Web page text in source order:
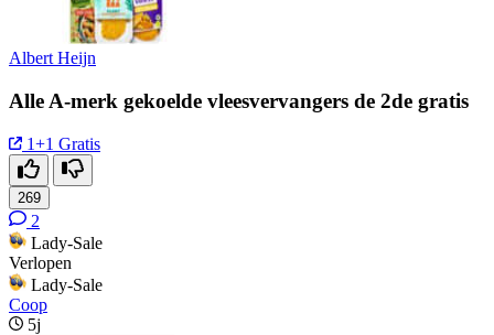
Albert Heijn
Alle A-merk gekoelde vleesvervangers de 2de gratis
1+1 Gratis
269
2
Lady-Sale
Verlopen
Lady-Sale
Coop
5j